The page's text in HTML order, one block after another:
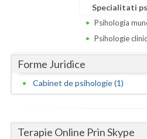
Giurgiu
Gorj
Hunedoara
Specialitati
Psihologia
Psihologie
Forme Juridice
Cabinet de psihologie (1)
Terapie Online Prin Skype